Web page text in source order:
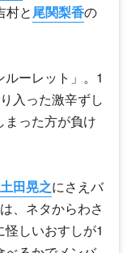
村と尾関梨香の
ーレット」。1
入った激辛ずし
まった方が負け
土田晃之にさえバ
、ネタからわさ
しいおすしが1